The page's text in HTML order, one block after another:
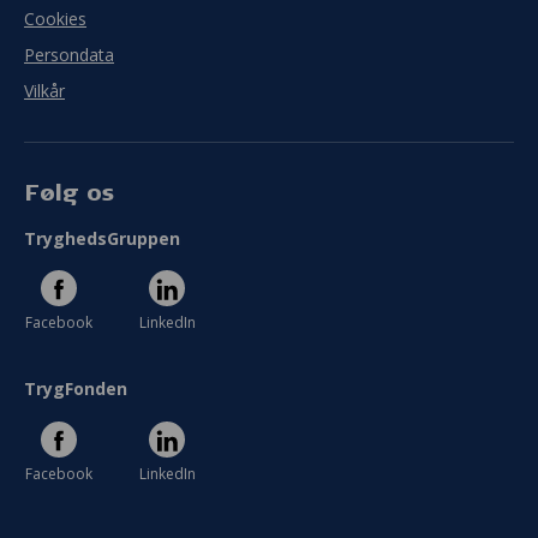
Cookies
Persondata
Vilkår
Følg os
TryghedsGruppen
Facebook LinkedIn
TrygFonden
Facebook LinkedIn